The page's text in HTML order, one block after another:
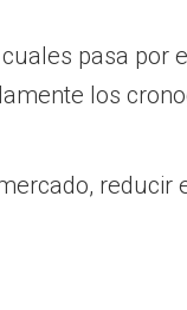
pasa por
los
reducir